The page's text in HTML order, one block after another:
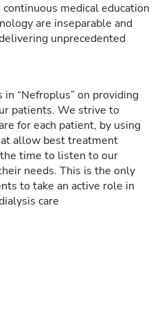
medical education
are inseparable and
unprecedented
“Nefroplus” on providing
patients. We strive to
for each patient, by using
allow best treatment
time to listen to our
needs. This is the only
to take an active role in
care